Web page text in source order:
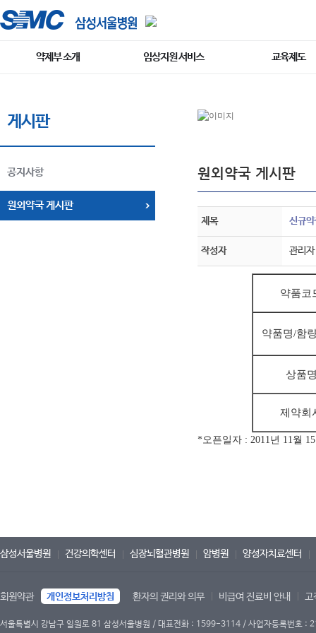
약제부 소개 임상지원 서비스 교육제도
게시판
공지사항
원외약국 게시판
원외약국 게시판
제목 신규
작성자 관리자
약품코
약품명/함
상품
제약회
*오픈일자 : 2011년 11월
삼성서울병원 건강의학센터 심장뇌혈관병원 암병원 양성자치료센터
회원약관 개인정보처리방침 환자의 권리와 의무 비급여 진료비 안내 고
서울특별시 강남구 일원로 81 삼성서울병원 / 대표전화 : 1599-3114 / 사업자등록번호